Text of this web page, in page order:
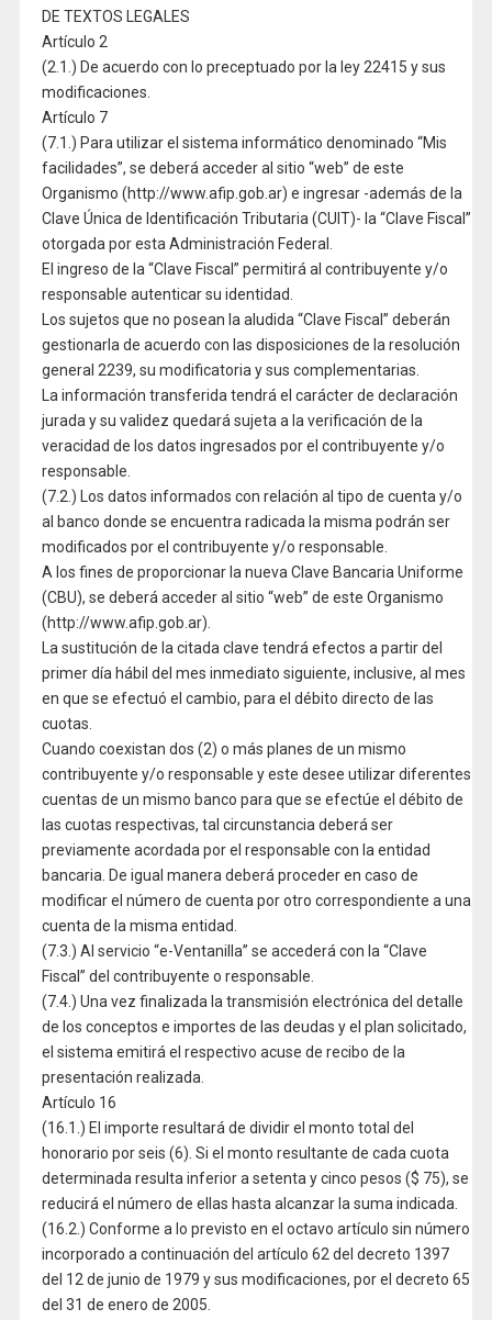
DE TEXTOS LEGALES
Artículo 2
(2.1.) De acuerdo con lo preceptuado por la ley 22415 y sus
modificaciones.
Artículo 7
(7.1.) Para utilizar el sistema informático denominado “Mis
facilidades”, se deberá acceder al sitio “web” de este
Organismo (http://www.afip.gob.ar) e ingresar -además de la
Clave Única de Identificación Tributaria (CUIT)- la “Clave Fiscal”
otorgada por esta Administración Federal.
El ingreso de la “Clave Fiscal” permitirá al contribuyente y/o
responsable autenticar su identidad.
Los sujetos que no posean la aludida “Clave Fiscal” deberán
gestionarla de acuerdo con las disposiciones de la resolución
general 2239, su modificatoria y sus complementarias.
La información transferida tendrá el carácter de declaración
jurada y su validez quedará sujeta a la verificación de la
veracidad de los datos ingresados por el contribuyente y/o
responsable.
(7.2.) Los datos informados con relación al tipo de cuenta y/o
al banco donde se encuentra radicada la misma podrán ser
modificados por el contribuyente y/o responsable.
A los fines de proporcionar la nueva Clave Bancaria Uniforme
(CBU), se deberá acceder al sitio “web” de este Organismo
(http://www.afip.gob.ar).
La sustitución de la citada clave tendrá efectos a partir del
primer día hábil del mes inmediato siguiente, inclusive, al mes
en que se efectuó el cambio, para el débito directo de las
cuotas.
Cuando coexistan dos (2) o más planes de un mismo
contribuyente y/o responsable y este desee utilizar diferentes
cuentas de un mismo banco para que se efectúe el débito de
las cuotas respectivas, tal circunstancia deberá ser
previamente acordada por el responsable con la entidad
bancaria. De igual manera deberá proceder en caso de
modificar el número de cuenta por otro correspondiente a una
cuenta de la misma entidad.
(7.3.) Al servicio “e-Ventanilla” se accederá con la “Clave
Fiscal” del contribuyente o responsable.
(7.4.) Una vez finalizada la transmisión electrónica del detalle
de los conceptos e importes de las deudas y el plan solicitado,
el sistema emitirá el respectivo acuse de recibo de la
presentación realizada.
Artículo 16
(16.1.) El importe resultará de dividir el monto total del
honorario por seis (6). Si el monto resultante de cada cuota
determinada resulta inferior a setenta y cinco pesos ($ 75), se
reducirá el número de ellas hasta alcanzar la suma indicada.
(16.2.) Conforme a lo previsto en el octavo artículo sin número
incorporado a continuación del artículo 62 del decreto 1397
del 12 de junio de 1979 y sus modificaciones, por el decreto 65
del 31 de enero de 2005.